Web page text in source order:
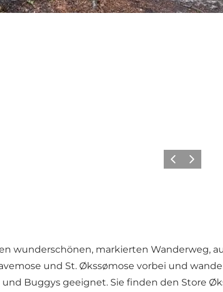
Vorherige Folie
Nächste
wunderschönen, markierten Wanderweg,
und St. Økssømose vorbei und
Buggys geeignet. Sie finden den Store